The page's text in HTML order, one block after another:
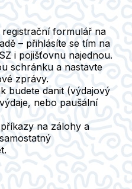
formulář na
– přihlásíte se tím na
i pojišťovnu najednou.
schránku a nastavte
zprávy.
budete danit(výdajový
nebo paušální
na zálohy a